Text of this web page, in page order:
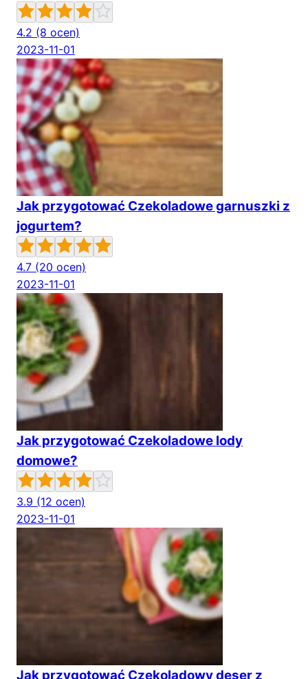
4.2 (8 ocen)
2023-11-01
Jak przygotować Czekoladowe garnuszki z
jogurtem?
4.7 (20 ocen)
2023-11-01
Jak przygotować Czekoladowe lody
domowe?
3.9 (12 ocen)
2023-11-01
Jak przygotować Czekoladowy deser z